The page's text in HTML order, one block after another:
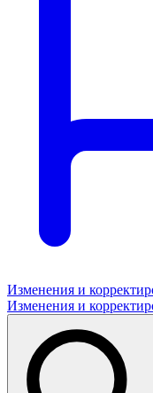
Изменения и
Изменения и